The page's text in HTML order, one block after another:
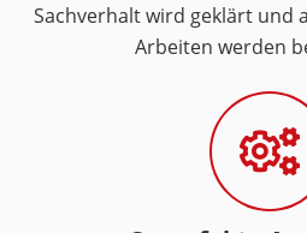
Sachverhalt wird geklärt und
Arbeiten werden